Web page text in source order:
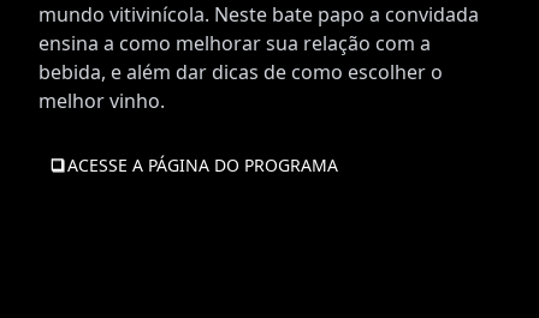
mundo vitivinícola. Neste bate papo a convidada
ensina a como melhorar sua relação com a
bebida, e além dar dicas de como escolher o
melhor vinho.
ACESSE A PÁGINA DO PROGRAMA